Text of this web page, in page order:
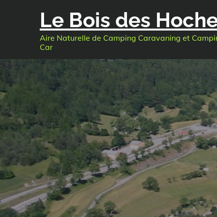
Le Bois des
Aire Naturelle de Camping Caravaning et
Car